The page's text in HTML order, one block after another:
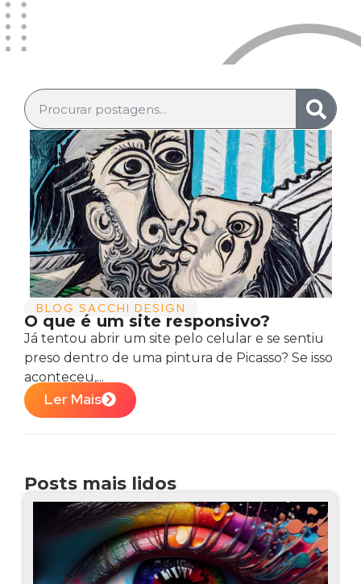
BLOG SACCHI DESIGN
O que é um site responsivo?
Já tentou abrir um site pelo celular e se sentiu
preso dentro de uma pintura de Picasso? Se isso
aconteceu,...
Ler Mais
Posts mais lidos